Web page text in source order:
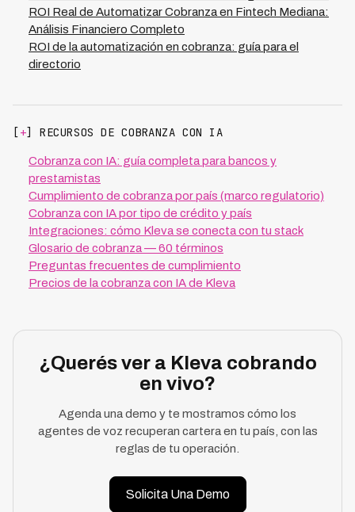
materialicen según lo planeado.
ROI Real de Automatizar Cobranza en Fintech Mediana:
Análisis Financiero Completo
ROI de la automatización en cobranza: guía para el
directorio
[ +] RECURSOS DE COBRANZA CON IA
Cobranza con IA: guía completa para bancos y
prestamistas
Cumplimiento de cobranza por país (marco regulatorio)
Cobranza con IA por tipo de crédito y país
Integraciones: cómo Kleva se conecta con tu stack
Glosario de cobranza — 60 términos
Preguntas frecuentes de cumplimiento
Precios de la cobranza con IA de Kleva
¿Querés ver a Kleva cobrando
en vivo?
Agenda una demo y te mostramos cómo los
agentes de voz recuperan cartera en tu país, con las
reglas de tu operación.
Solicita Una Demo